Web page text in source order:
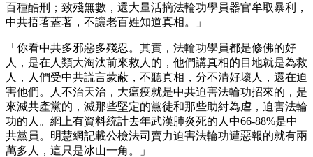
百種酷刑；致殘無數，還大量活摘法輪功學員器官牟取暴利，
中共捂著蓋著，不讓老百姓知道真相。」
「你看中共多邪惡多殘忍。其實，法輪功學員都是修佛的好
人，是在人類大淘汰前來救人的，他們講真相的目地就是為救
人，人們受中共謊言蒙蔽，不聽真相，分不清好壞人，還在迫
害他們。人不治天治，大瘟疫就是中共迫害法輪功招來的，是
來滅共產黨的，滅那些堅定的黨徒和那些助紂為虐，迫害法輪
功的人。網上有資料統計去年武漢肺炎死的人中66-88%是中
共黨員。明慧網記載公檢法司賣力迫害法輪功遭惡報的就有兩
萬多人，這只是冰山一角。」